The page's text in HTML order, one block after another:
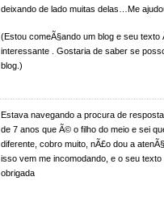
deixando de lado muitas delas…Me
(Estou comeÃ§ando um blog e seu texto
interessante . Gostaria de saber se
blog.)
Estava navegando a procura de
de 7 anos que Ã© o filho do meio e sei
diferente, cobro muito, nÃ£o dou a
isso vem me incomodando, e o seu texto
obrigada